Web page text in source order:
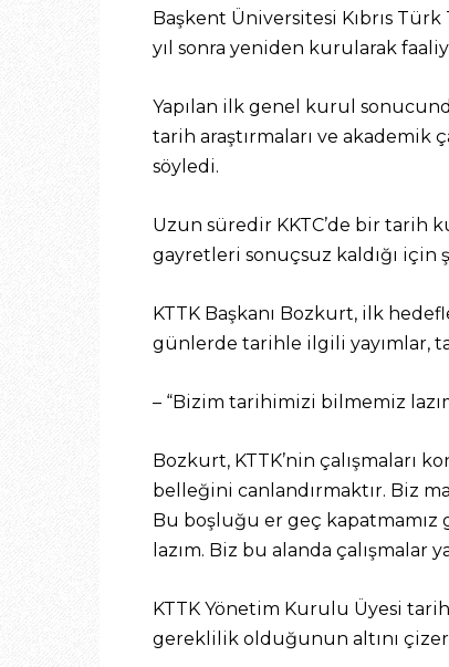
Başkent Üniversitesi Kıbrıs
yıl sonra yeniden kurularak
Yapılan ilk genel kurul
tarih araştırmaları ve akademik
söyledi.
Uzun süredir KKTC’de bir tarih
gayretleri sonuçsuz kaldığı için
KTTK Başkanı Bozkurt, ilk
günlerde tarihle ilgili yayımlar,
– “Bizim tarihimizi bilmemiz
Bozkurt, KTTK’nin çalışmaları
belleğini canlandırmaktır. Biz
Bu boşluğu er geç kapatmamız
lazım. Biz bu alanda çalışmalar
KTTK Yönetim Kurulu Üyesi
gereklilik olduğunun altını